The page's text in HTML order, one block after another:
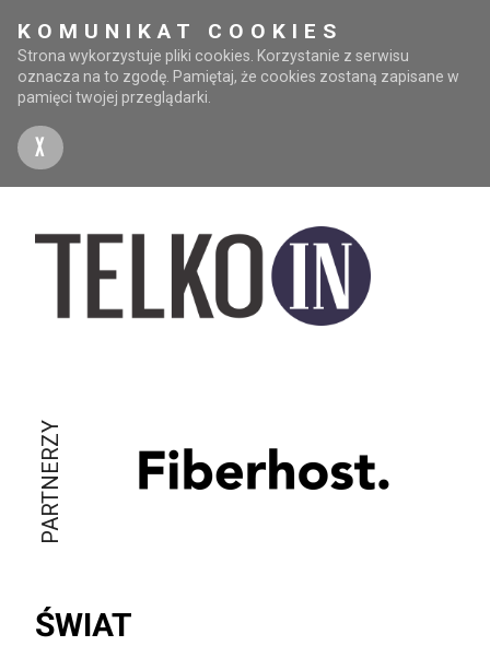
KOMUNIKAT COOKIES
Strona wykorzystuje pliki cookies. Korzystanie z serwisu
oznacza na to zgodę. Pamiętaj, że cookies zostaną zapisane w
pamięci twojej przeglądarki.
X
PARTNERZY
ŚWIAT